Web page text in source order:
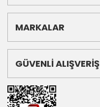
MARKALAR
GÜVENLİ ALIŞVERİŞ